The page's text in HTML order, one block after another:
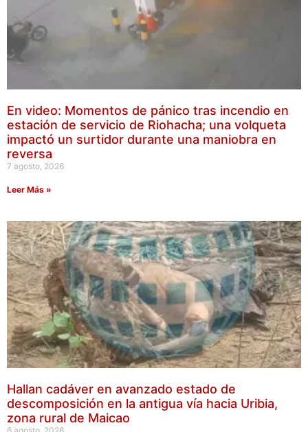
En video: Momentos de pánico tras incendio en
estación de servicio de Riohacha; una volqueta
impactó un surtidor durante una maniobra en
reversa
7 agosto, 2026
Leer Más »
Hallan cadáver en avanzado estado de
descomposición en la antigua vía hacia Uribia,
zona rural de Maicao